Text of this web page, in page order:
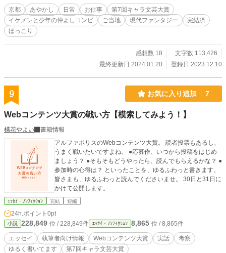
京都 あやかし 日常 お仕事
第7回キャラ文芸大賞
イケメンと少年の仲よしコンビ
ご当地 現代ファンタジー
完結済
ほっこり
感想数 18
文字数 113,426
最終更新日 2024.01.20
登録日 2023.12.10
9 お気に入り追加 7
Webコンテンツ大賞の戦い方【模索してみよう！】
橘花やよい
書籍情報
アルファポリスのWebコンテンツ大賞。 読者投票もあるし、
うまく戦いたいですよね。 ●応募作、いつから投稿をはじめ
ましょう？ ●そもそもどうやったら、読んでもらえるかな？ ●
参加時の心得は？ といったことを、ゆるふわっと書きます。
皆さまも、ゆるふわっと読んでくださいませ。 30日と31日に
かけて公開します。
ｴｯｾｲ・ﾉﾝﾌｨｸｼｮﾝ 完結 短編
24h.ポイント 0pt
小説 228,849 位 / 228,849件 ｴｯｾｲ・ﾉﾝﾌｨｸｼｮﾝ 8,865 位 / 8,865件
エッセイ 執筆者向け情報 Webコンテンツ大賞 実話
考察
ゆるく書いてます
第7回キャラ文芸大賞